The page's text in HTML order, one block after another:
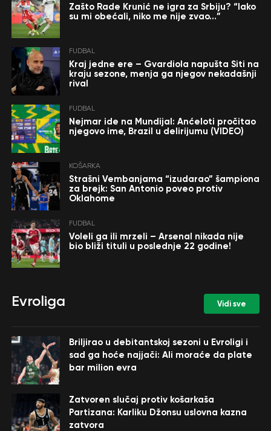
Zašto Rade Krunić ne igra za Srbiju? “Iako
su mi obećali, niko me nije zvao…”
FUDBAL
Kraj jedne ere – Gvardiola napušta Siti na
kraju sezone, menja ga njegov nekadašnji
rival
FUDBAL
Nejmar ide na Mundijal: Anćeloti pročitao
njegovo ime, Brazil u delirijumu (VIDEO)
KOŠARKA
Strašni Vembanjama “izudarao” šampiona
za brejk: San Antonio poveo protiv
Oklahome
FUDBAL
Voleli ga ili mrzeli – Arsenal nikada nije
bio bliži tituli u poslednje 22 godine!
Evroliga Vidi sve
Briljirao u debitantskoj sezoni u Evroligi i
sad ga hoće najjači: Ali moraće da plate
bar milion evra
Zatvoren slučaj protiv košarkaša
Partizana: Karliku Džonsu uslovna kazna
zatvora